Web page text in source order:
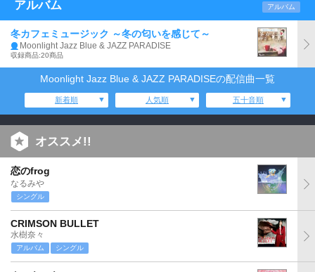
アルバム アルバム
冬カフェミュージック ～冬の匂いを感じて～
Moonlight Jazz Blue & JAZZ PARADISE
収録商品:20商品
Moonlight Jazz Blue & JAZZ PARADISEの配信曲一覧
新着順 人気順 五十音順
オススメ!!
恋のfrog
なるみや
シングル
CRIMSON BULLET
水樹奈々
アルバム シングル